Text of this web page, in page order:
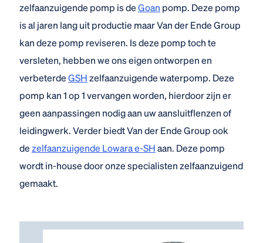
zelfaanzuigende pomp is deGoan pomp. Deze pomp
is al jaren lang uit productie maar Van der Ende Group
kan deze pomp reviseren. Is deze pomp toch te
versleten, hebben we ons eigen ontworpen en
verbeterdeGSHzelfaanzuigende waterpomp. Deze
pomp kan 1 op 1 vervangen worden, hierdoor zijn er
geen aanpassingen nodig aan uw aansluitflenzen of
leidingwerk. Verder biedt Van der Ende Group ook
dezelfaanzuigende Lowara e-SHaan. Deze pomp
wordt in-house door onze specialisten zelfaanzuigend
gemaakt.